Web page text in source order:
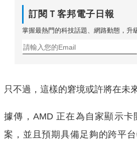
訂閱Ｔ客邦電子日報
掌握最熱門的科技話題、網路動態，升
只不過，這樣的窘境或許將在未
據傳，AMD 正在為自家顯示卡
案，並且預期具備足夠的跨平